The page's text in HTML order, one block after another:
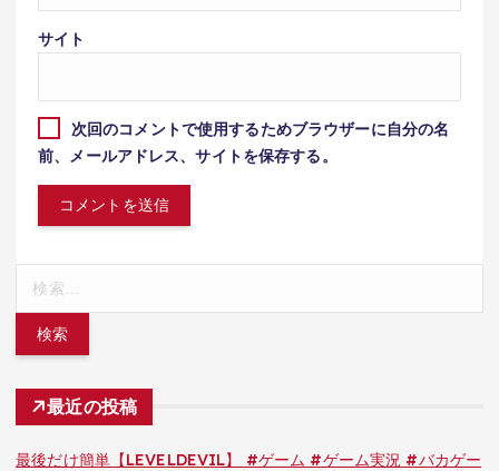
サイト
次回のコメントで使用するためブラウザーに自分の名
前、メールアドレス、サイトを保存する。
最近の投稿
最後だけ簡単【LEVELDEVIL】 #ゲーム #ゲーム実況 #バカゲー